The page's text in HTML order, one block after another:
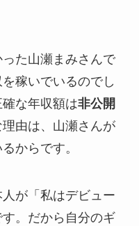
た山瀬まみさんで
稼いでいるのでし
な年収額は非公開
由は、山瀬さんが
からです。
が「私はデビュー
。だから自分のギ